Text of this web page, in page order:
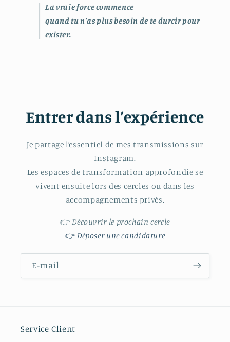
La vraie force commence
quand tu n’as plus besoin de te durcir pour
exister.
Entrer dans l’expérience
Je partage l’essentiel de mes transmissions sur
Instagram.
Les espaces de transformation approfondie se
vivent ensuite lors des cercles ou dans les
accompagnements privés.
👉 Découvrir le prochain cercle
👉 Déposer une candidature
E-mail
Service Client